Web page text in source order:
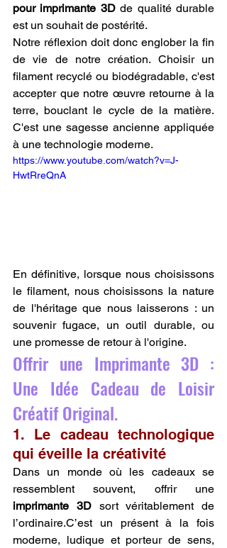
pour imprimante 3D de qualité durable
est un souhait de postérité.
Notre réflexion doit donc englober la fin
de vie de notre création. Choisir un
filament recyclé ou biodégradable, c'est
accepter que notre œuvre retourne à la
terre, bouclant le cycle de la matière.
C'est une sagesse ancienne appliquée
à une technologie moderne.
https://www.youtube.com/watch?v=J-
HwtRreQnA
En définitive, lorsque nous choisissons
le filament, nous choisissons la nature
de l'héritage que nous laisserons : un
souvenir fugace, un outil durable, ou
une promesse de retour à l'origine.
Offrir une Imprimante 3D :
Une Idée Cadeau de Loisir
Créatif Original.
1. Le cadeau technologique
qui éveille la créativité
Dans un monde où les cadeaux se
imprimante 3D sort véritablement de
l’ordinaire.C’est un présent à la fois
moderne, ludique et porteur de sens,